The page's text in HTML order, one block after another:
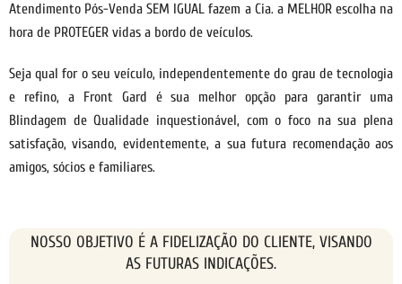
Atendimento Pós-Venda SEM IGUAL fazem a Cia. a MELHOR escolha na
hora de PROTEGER vidas a bordo de veículos.
Seja qual for o seu veículo, independentemente do grau de tecnologia
e refino, a Front Gard é sua melhor opção para garantir uma
Blindagem de Qualidade inquestionável, com o foco na sua plena
satisfação, visando, evidentemente, a sua futura recomendação aos
amigos, sócios e familiares.
NOSSO OBJETIVO É A FIDELIZAÇÃO DO CLIENTE, VISANDO
AS FUTURAS INDICAÇÕES.